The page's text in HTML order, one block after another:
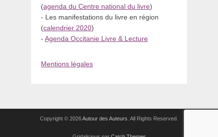
(agenda du Centre national du livre)
- Les manifestations du livre en région
(calendrier 2020)
- Agenda Occitanie Livre & Lecture
Mentions légales
Copyright © 2026Autour des Auteurs . All Rights Reserved.